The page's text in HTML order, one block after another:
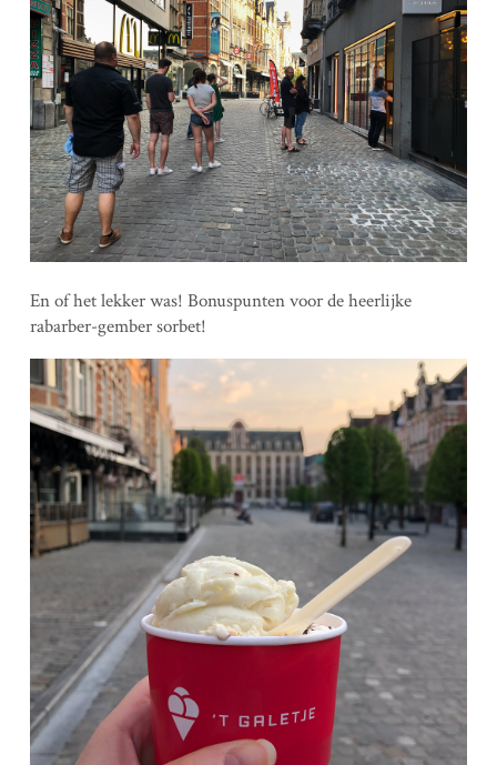
En of het lekker was! Bonuspunten voor de heerlijke
rabarber-gember sorbet!